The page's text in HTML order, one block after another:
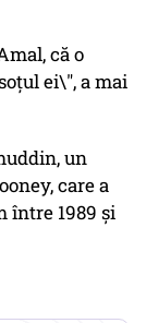
că o
ei\", a mai
un
care a
între 1989 și